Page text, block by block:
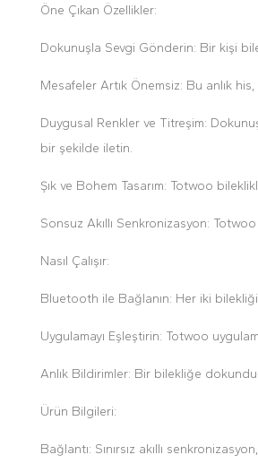
Öne Çıkan Özellikler:
Dokunuşla Sevgi Gönderin: Bir kişi
Mesafeler Artık Önemsiz: Bu anlık
Duygusal Renkler ve Titreşim:
bir şekilde iletin.
Şık ve Bohem Tasarım: Totwoo
Sonsuz Akıllı Senkronizasyon:
Nasıl Çalışır:
Bluetooth ile Bağlanın: Her iki bilekliği
Uygulamayı Eşleştirin: Totwoo
Anlık Bildirimler: Bir bilekliğe
Ürün Bilgileri:
Bağlantı: Sınırsız akıllı